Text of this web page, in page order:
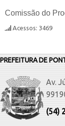
Comissão do
Acessos: 3469
PREFEITURA DE
Av.
(54)